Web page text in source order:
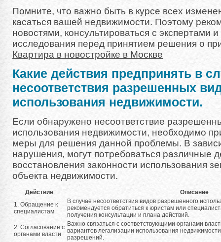
Помните, что важно быть в курсе всех
касаться вашей недвижимости. Поэтому
новостями, консультироваться с экспертами
исследования перед принятием решения о
Квартира в новостройке в Москве
Какие действия предпринять в
несоответствия разрешенных
использования недвижимости.
Если обнаружено несоответствие
использования недвижимости, необходимо
меры для решения данной проблемы. В
нарушения, могут потребоваться различные
восстановления законности использования
объекта недвижимости.
Действие
Описание
1. Обращение к
специалистам
В случае несоответствия видов разрешенного
рекомендуется обратиться к юристам или
получения консультации и плана действий.
2. Согласование с
органами власти
Важно связаться с соответствующими органами
вариантов легализации использования
разрешений.